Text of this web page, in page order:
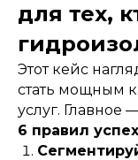
для тех,
Этот кейс
стать мощным
услуг. Главное
6 правил